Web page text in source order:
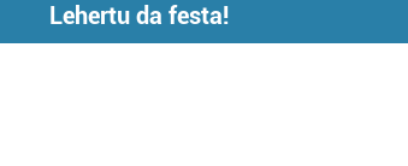
Lehertu da festa!